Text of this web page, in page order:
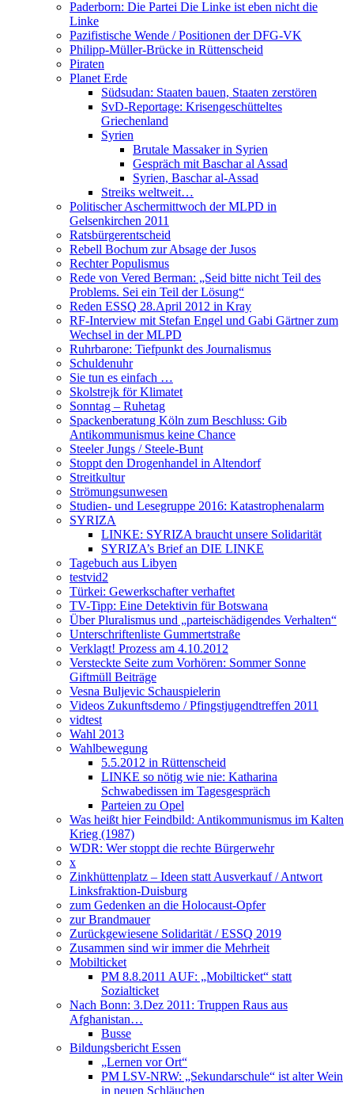
Paderborn: Die Partei Die Linke ist eben nicht die
Linke
Pazifistische Wende / Positionen der DFG-VK
Philipp-Müller-Brücke in Rüttenscheid
Piraten
Planet Erde
Südsudan: Staaten bauen, Staaten zerstören
SvD-Reportage: Krisengeschütteltes
Griechenland
Syrien
Brutale Massaker in Syrien
Gespräch mit Baschar al Assad
Syrien, Baschar al-Assad
Streiks weltweit…
Politischer Aschermittwoch der MLPD in
Gelsenkirchen 2011
Ratsbürgerentscheid
Rebell Bochum zur Absage der Jusos
Rechter Populismus
Rede von Vered Berman: „Seid bitte nicht Teil des
Problems. Sei ein Teil der Lösung“
Reden ESSQ 28.April 2012 in Kray
RF-Interview mit Stefan Engel und Gabi Gärtner zum
Wechsel in der MLPD
Ruhrbarone: Tiefpunkt des Journalismus
Schuldenuhr
Sie tun es einfach …
Skolstrejk för Klimatet
Sonntag – Ruhetag
Spackenberatung Köln zum Beschluss: Gib
Antikommunismus keine Chance
Steeler Jungs / Steele-Bunt
Stoppt den Drogenhandel in Altendorf
Streitkultur
Strömungsunwesen
Studien- und Lesegruppe 2016: Katastrophenalarm
SYRIZA
LINKE: SYRIZA braucht unsere Solidarität
SYRIZA’s Brief an DIE LINKE
Tagebuch aus Libyen
testvid2
Türkei: Gewerkschafter verhaftet
TV-Tipp: Eine Detektivin für Botswana
Über Pluralismus und „parteischädigendes Verhalten“
Unterschriftenliste Gummertstraße
Verklagt! Prozess am 4.10.2012
Versteckte Seite zum Vorhören: Sommer Sonne
Giftmüll Beiträge
Vesna Buljevic Schauspielerin
Videos Zukunftsdemo / Pfingstjugendtreffen 2011
vidtest
Wahl 2013
Wahlbewegung
5.5.2012 in Rüttenscheid
LINKE so nötig wie nie: Katharina
Schwabedissen im Tagesgespräch
Parteien zu Opel
Was heißt hier Feindbild: Antikommunismus im Kalten
Krieg (1987)
WDR: Wer stoppt die rechte Bürgerwehr
x
Zinkhüttenplatz – Ideen statt Ausverkauf / Antwort
Linksfraktion-Duisburg
zum Gedenken an die Holocaust-Opfer
zur Brandmauer
Zurückgewiesene Solidarität / ESSQ 2019
Zusammen sind wir immer die Mehrheit
Mobilticket
PM 8.8.2011 AUF: „Mobilticket“ statt
Sozialticket
Nach Bonn: 3.Dez 2011: Truppen Raus aus
Afghanistan…
Busse
Bildungsbericht Essen
„Lernen vor Ort“
PM LSV-NRW: „Sekundarschule“ ist alter Wein
in neuen Schläuchen